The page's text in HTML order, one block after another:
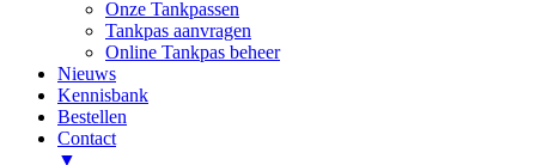
Onze Tankpassen
Tankpas aanvragen
Online Tankpas beheer
Nieuws
Kennisbank
Bestellen
Contact
▼